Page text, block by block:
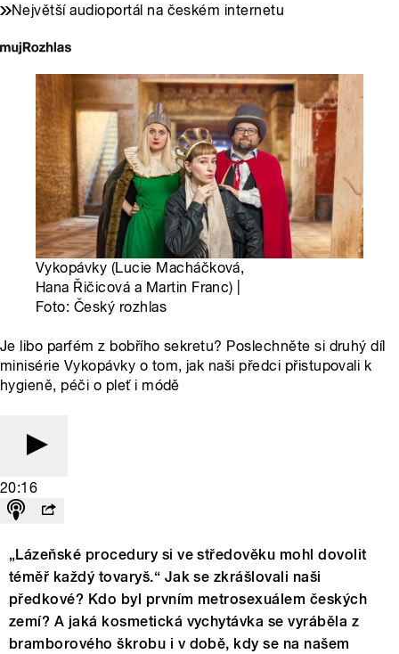
Největší audioportál na českém internetu
Vykopávky (Lucie Macháčková,
Hana Řičicová a Martin Franc) |
Foto: Český rozhlas
Je libo parfém z bobřího sekretu? Poslechněte si druhý díl
minisérie Vykopávky o tom, jak naši předci přistupovali k
hygieně, péči o pleť i módě
20:16
„Lázeňské procedury si ve středověku mohl dovolit
téměř každý tovaryš.“ Jak se zkrášlovali naši
předkové? Kdo byl prvním metrosexuálem českých
zemí? A jaká kosmetická vychytávka se vyráběla z
bramborového škrobu i v době, kdy se na našem